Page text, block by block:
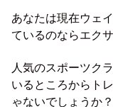
あなたは現在ウェ
ているのならエク
人気のスポーツク
いるところからト
ゃないでしょうか？